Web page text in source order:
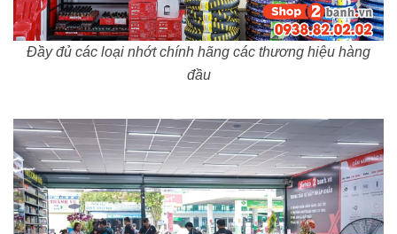
Đầy đủ các loại nhớt chính hãng các thương hiệu hàng
đầu